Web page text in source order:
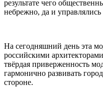
результате чего
небрежно, да и
На сегодняшний день эта
российскими
твёрдая приверженность
гармонично развивать
стороне.